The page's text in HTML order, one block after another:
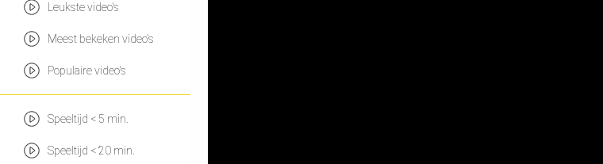
Leukste video's
Meest bekeken video's
Populaire video's
Speeltijd < 5 min.
Speeltijd < 20 min.